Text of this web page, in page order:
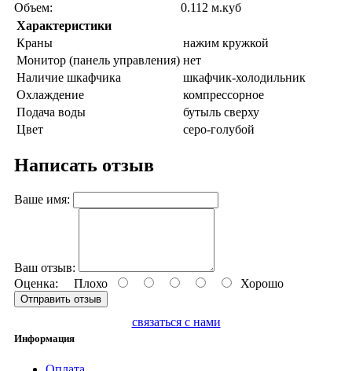
Объем:
0.112 м.куб
Характеристики
Краны
нажим кружкой
Монитор (панель управления) нет
Наличие шкафчика
шкафчик-холодильник
Охлаждение
компрессорное
Подача воды
бутыль сверху
Цвет
серо-голубой
Написать отзыв
Ваше имя:
Ваш отзыв:
Оценка: Плохо Хорошо
Отправить отзыв
связаться с нами
Информация